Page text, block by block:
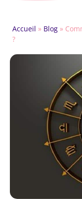
Accueil » Blog »
?